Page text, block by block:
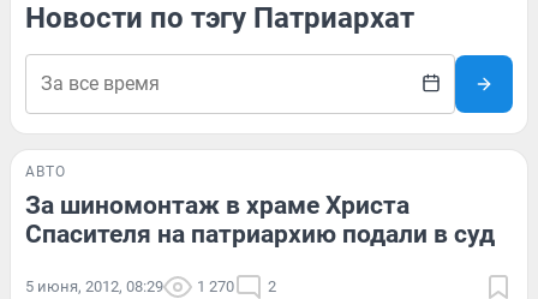
Новости по тэгу Патриархат
АВТО
За шиномонтаж в храме Христа
Спасителя на патриархию подали в суд
5 июня, 2012, 08:29 1 270 2